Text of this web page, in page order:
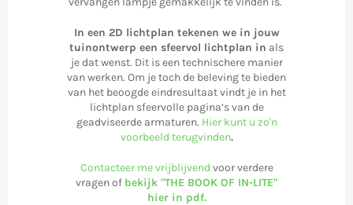
In een 2D lichtplan tekenen we in jouw
tuinontwerp een sfeervol lichtplan in als
je dat wenst. Dit is een technischere manier
van werken. Om je toch de beleving te bieden
van het beoogde eindresultaat vindt je in het
lichtplan sfeervolle pagina’s van de
geadviseerde armaturen. Hier kunt u zo'n
voorbeeld terugvinden.
Contacteer me vrijblijvend voor verdere
vragen of bekijk "THE BOOK OF IN-LITE"
hier in pdf.